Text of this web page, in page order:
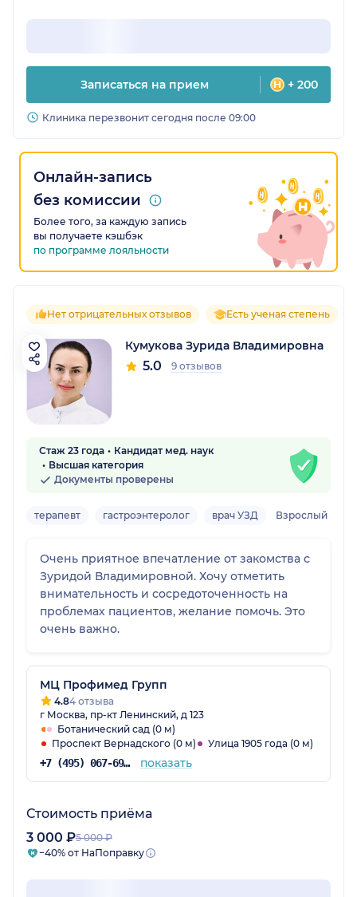
Записаться на прием + 200
Клиника перезвонит сегодня после 09:00
Онлайн-запись
без комиссии
Более того, за каждую запись
вы получаете кэшбэк
по программе лояльности
Нет отрицательных отзывов Есть ученая степень
Кумукова Зурида Владимировна
5.0 9 отзывов
Стаж 23 года
Кандидат мед. наук
Высшая категория
Документы проверены
терапевт гастроэнтеролог врач УЗД Взрослый
Очень приятное впечатление от закомства с
Зуридой Владимировной. Хочу отметить
внимательность и сосредоточенность на
проблемах пациентов, желание помочь. Это
очень важно.
МЦ Профимед Групп
4.84 отзыва
г Москва, пр-кт Ленинский, д 123
Ботанический сад (0 м)
Проспект Вернадского (0 м)
Улица 1905 года (0 м)
+7 (495) 067-69-20 показать
Стоимость приёма
3 000 ₽5 000 ₽
−40% от НаПоправку